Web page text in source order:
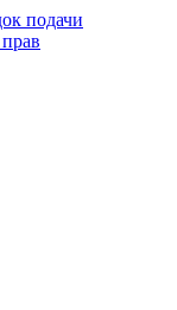
подачи